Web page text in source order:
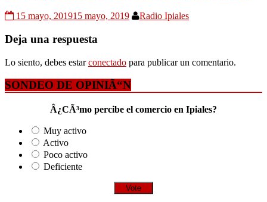
15 mayo, 201915 mayo, 2019 Radio Ipiales
Deja una respuesta
Lo siento, debes estarconectado para publicar un comentario.
SONDEO DE OPINIÃ“N
Â¿CÃ³mo percibe el comercio en Ipiales?
Muy activo
Activo
Poco activo
Deficiente